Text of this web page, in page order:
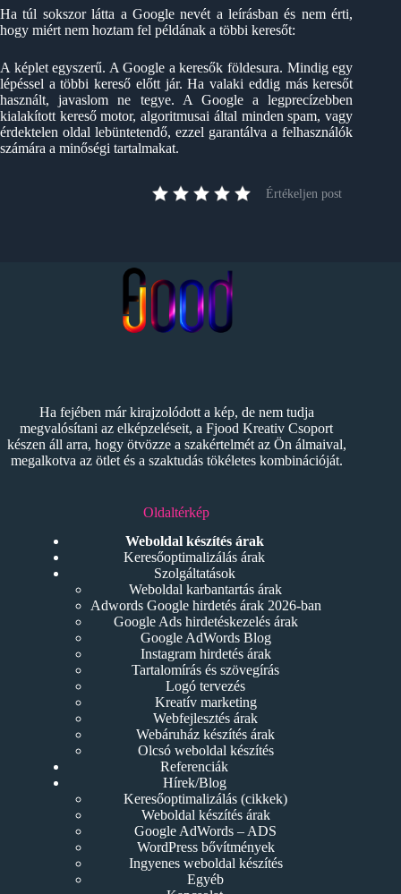
Ha túl sokszor látta a Google nevét a leírásban és nem érti,
hogy miért nem hoztam fel példának a többi keresőt:
A képlet egyszerű. A Google a keresők földesura. Mindig egy
lépéssel a többi kereső előtt jár. Ha valaki eddig más keresőt
használt, javaslom ne tegye. A Google a legprecízebben
kialakított kereső motor, algoritmusai által minden spam, vagy
érdektelen oldal lebüntetendő, ezzel garantálva a felhasználók
számára a minőségi tartalmakat.
Értékeljen post
Ha fejében már kirajzolódott a kép, de nem tudja
megvalósítani az elképzeléseit, a Fjood Kreativ Csoport
készen áll arra, hogy ötvözze a szakértelmét az Ön álmaival,
megalkotva az ötlet és a szaktudás tökéletes kombinációját.
Oldaltérkép
Weboldal készítés árak
Keresőoptimalizálás árak
Szolgáltatások
Weboldal karbantartás árak
Adwords Google hirdetés árak 2026-ban
Google Ads hirdetéskezelés árak
Google AdWords Blog
Instagram hirdetés árak
Tartalomírás és szövegírás
Logó tervezés
Kreatív marketing
Webfejlesztés árak
Webáruház készítés árak
Olcsó weboldal készítés
Referenciák
Hírek/Blog
Keresőoptimalizálás (cikkek)
Weboldal készítés árak
Google AdWords – ADS
WordPress bővítmények
Ingyenes weboldal készítés
Egyéb